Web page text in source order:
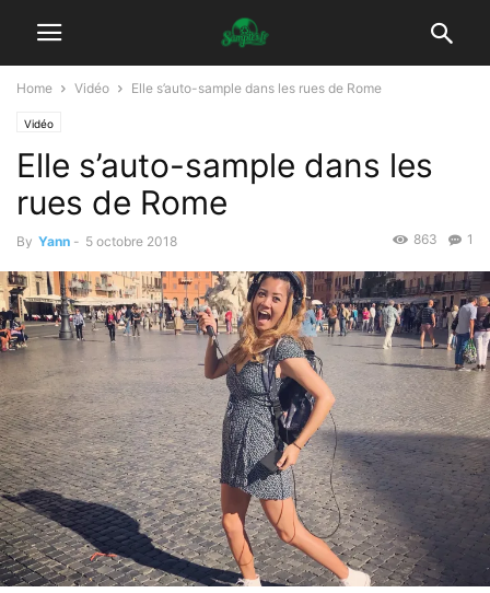
Home Vidéo Elle s’auto-sample dans les rues de Rome
Vidéo
Elle s’auto-sample dans les
rues de Rome
By Yann - 5 octobre 2018 1
863